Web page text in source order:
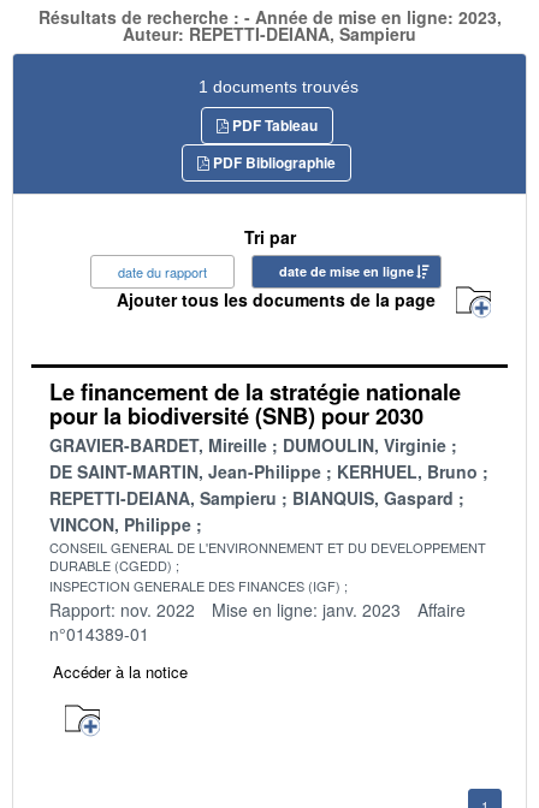
Résultats de recherche : - Année de mise en ligne: 2023,
Auteur: REPETTI-DEIANA, Sampieru
1 documents trouvés
PDF Tableau
PDF Bibliographie
Tri par
date du rapport date de mise en ligne
Ajouter tous les documents de la page
Le financement de la stratégie nationale
pour la biodiversité (SNB) pour 2030
GRAVIER-BARDET, Mireille
DUMOULIN, Virginie
DE SAINT-MARTIN, Jean-Philippe
KERHUEL, Bruno
REPETTI-DEIANA, Sampieru
BIANQUIS, Gaspard
VINCON, Philippe
CONSEIL GENERAL DE L'ENVIRONNEMENT ET DU DEVELOPPEMENT
DURABLE (CGEDD)
INSPECTION GENERALE DES FINANCES (IGF)
Rapport: nov. 2022 Mise en ligne: janv. 2023
Affaire
n°014389-01
Accéder à la notice